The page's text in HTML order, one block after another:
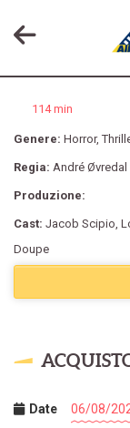
114 min
Genere: Horror,
Regia: André Øvredal
Produzione:
Cast: Jacob Scipio,
Doupe
Date